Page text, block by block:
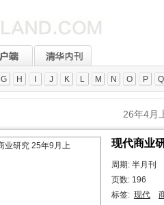
G H J K L M N O P Q
26年4月
现代商业
周期: 半月刊
页数: 196
标签: 现代